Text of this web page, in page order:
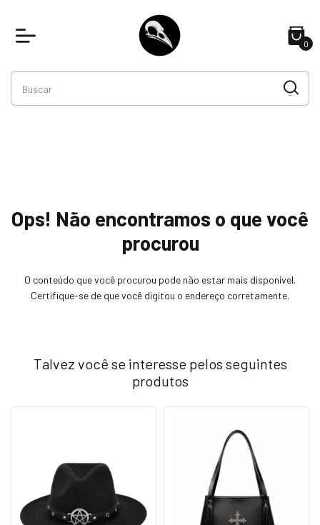
0
Ops! Não encontramos o que você
procurou
O conteúdo que você procurou pode não estar mais disponível.
Certifique-se de que você digitou o endereço corretamente.
Talvez você se interesse pelos seguintes
produtos